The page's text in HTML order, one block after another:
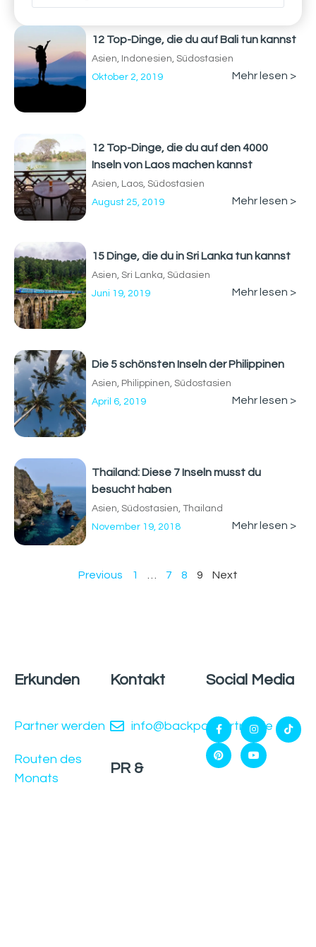
12 Top-Dinge, die du auf Bali tun kannst
Asien, Indonesien, Südostasien
Oktober 2, 2019
Mehr lesen >
12 Top-Dinge, die du auf den 4000
Inseln von Laos machen kannst
Asien, Laos, Südostasien
August 25, 2019
Mehr lesen >
15 Dinge, die du in Sri Lanka tun kannst
Asien, Sri Lanka, Südasien
Juni 19, 2019
Mehr lesen >
Die 5 schönsten Inseln der Philippinen
Asien, Philippinen, Südostasien
April 6, 2019
Mehr lesen >
Thailand: Diese 7 Inseln musst du
besucht haben
Asien, Südostasien, Thailand
November 19, 2018
Mehr lesen >
Previous 1 … 7 8 9 Next
Erkunden
Partner werden
Routen des
Monats
Kontakt
info@backpackertrail.de
PR &
Social Media